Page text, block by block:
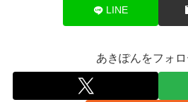
LINE
あきぽんをフォ